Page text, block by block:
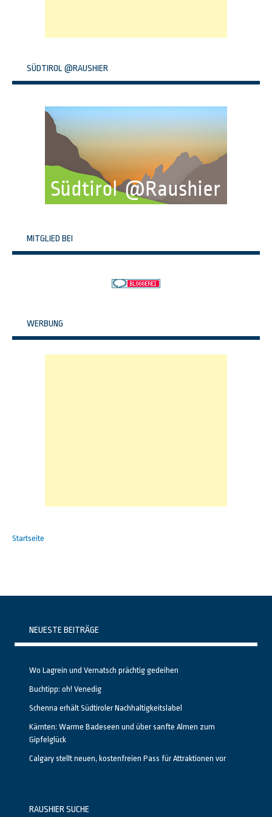
SÜDTIROL @RAUSHIER
MITGLIED BEI
WERBUNG
Startseite
NEUESTE BEITRÄGE
Wo Lagrein und Vernatsch prächtig gedeihen
Buchtipp: oh! Venedig
Schenna erhält Südtiroler Nachhaltigkeitslabel
Kärnten: Warme Badeseen und über sanfte Almen zum
Gipfelglück
Calgary stellt neuen, kostenfreien Pass für Attraktionen vor
RAUSHIER SUCHE